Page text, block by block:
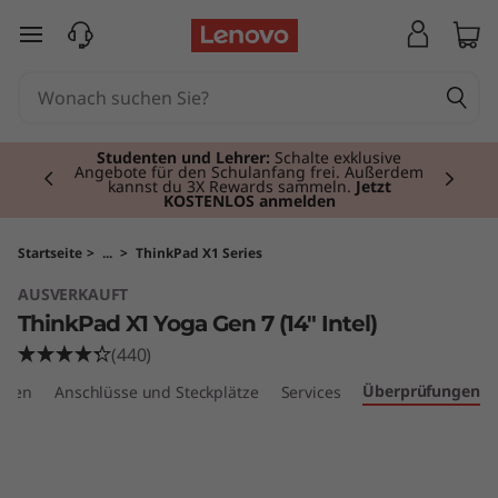
T
P
a
d
X
zum Hauptinhalt springen
Studenten und Lehrer: Schalte exklusive
Angebote für den Schulanfang frei. Außerdem
kannst du 3X Rewards sammeln. Jetzt
KOSTENLOS anmelden
Currently displaying item 2 of 3
Startseite > ... > ThinkPad X1 Series
AUSVERKAUFT
ThinkPad X1 Yoga Gen 7 (14" Intel)
(440)
Anschlüsse und Steckplätze Services Überprüfungen